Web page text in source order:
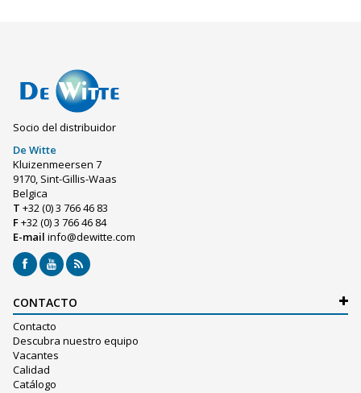
Socio del distribuidor
De Witte
Kluizenmeersen 7
9170, Sint-Gillis-Waas
Belgica
T +32 (0) 3 766 46 83
F+32 (0) 3 766 46 84
E-mail info@dewitte.com
CONTACTO
Contacto
Descubra nuestro equipo
Vacantes
Calidad
Catálogo